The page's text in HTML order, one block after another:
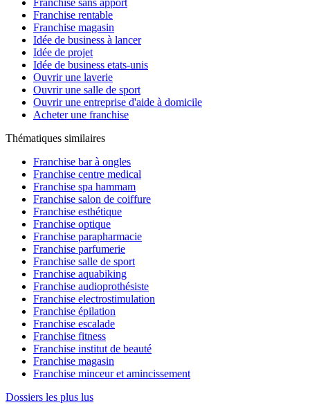
Franchise sans apport
Franchise rentable
Franchise magasin
Idée de business à lancer
Idée de projet
Idée de business etats-unis
Ouvrir une laverie
Ouvrir une salle de sport
Ouvrir une entreprise d'aide à domicile
Acheter une franchise
Thématiques similaires
Franchise bar à ongles
Franchise centre medical
Franchise spa hammam
Franchise salon de coiffure
Franchise esthétique
Franchise optique
Franchise parapharmacie
Franchise parfumerie
Franchise salle de sport
Franchise aquabiking
Franchise audioprothésiste
Franchise electrostimulation
Franchise épilation
Franchise escalade
Franchise fitness
Franchise institut de beauté
Franchise magasin
Franchise minceur et amincissement
Dossiers les plus lus